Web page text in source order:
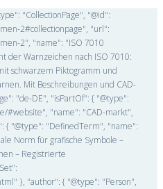
"CollectionPage", "@id":
2#collectionpage", "url":
2", "name": "ISO 7010
der Warnzeichen nach ISO 7010:
schwarzem Piktogramm und
Mit Beschreibungen und CAD-
"de-DE", "isPartOf": { "@type":
#website", "name": "CAD-markt",
{ "@type": "DefinedTerm", "name":
Norm für grafische Symbole –
– Registrierte
}, "author": { "@type": "Person",